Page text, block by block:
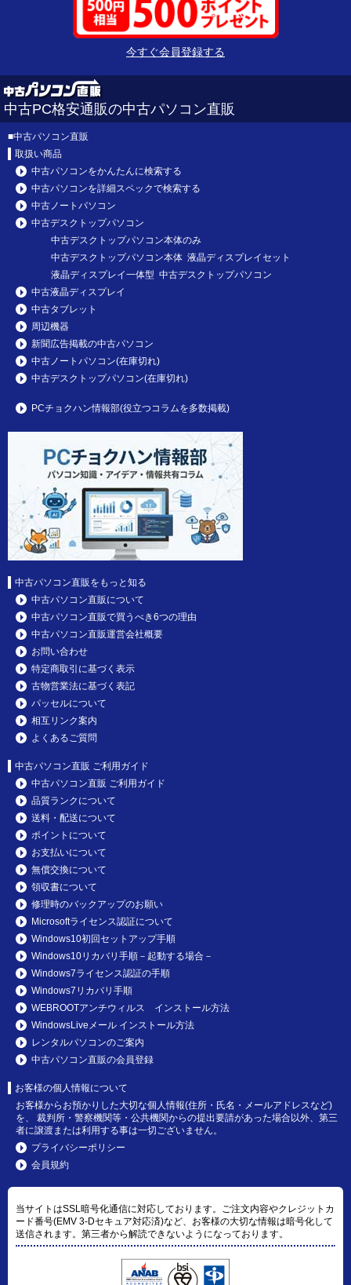
今すぐ会員登録する
中古PC格安通販の中古パソコン直販
■中古パソコン直販
取扱い商品
中古パソコンをかんたんに検索する
中古パソコンを詳細スペックで検索する
中古ノートパソコン
中古デスクトップパソコン
中古デスクトップパソコン本体のみ
中古デスクトップパソコン本体 液晶ディスプレイセット
液晶ディスプレイ一体型 中古デスクトップパソコン
中古液晶ディスプレイ
中古タブレット
周辺機器
新聞広告掲載の中古パソコン
中古ノートパソコン(在庫切れ)
中古デスクトップパソコン(在庫切れ)
PCチョクハン情報部(役立つコラムを多数掲載)
中古パソコン直販をもっと知る
中古パソコン直販について
中古パソコン直販で買うべき6つの理由
中古パソコン直販運営会社概要
お問い合わせ
特定商取引に基づく表示
古物営業法に基づく表記
パッセルについて
相互リンク案内
よくあるご質問
中古パソコン直販 ご利用ガイド
中古パソコン直販 ご利用ガイド
品質ランクについて
送料・配送について
ポイントについて
お支払いについて
無償交換について
領収書について
修理時のバックアップのお願い
Microsoftライセンス認証について
Windows10初回セットアップ手順
Windows10リカバリ手順－起動する場合－
Windows7ライセンス認証の手順
Windows7リカバリ手順
WEBROOTアンチウィルス インストール方法
WindowsLiveメール インストール方法
レンタルパソコンのご案内
中古パソコン直販の会員登録
お客様の個人情報について
お客様からお預かりした大切な個人情報(住所・氏名・メールアドレスなど)
を、 裁判所・警察機関等・公共機関からの提出要請があった場合以外、第三
者に譲渡または利用する事は一切ございません。
プライバシーポリシー
会員規約
当サイトはSSL暗号化通信に対応しております。ご注文内容やクレジットカ
ード番号(EMV 3-Dセキュア対応済)など、お客様の大切な情報は暗号化して
送信されます。第三者から解読できないようになっております。